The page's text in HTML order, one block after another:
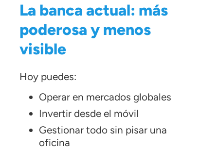
La banca actual: más
poderosa y menos
visible
Hoy puedes:
Operar en mercados globales
Invertir desde el móvil
Gestionar todo sin pisar una
oficina